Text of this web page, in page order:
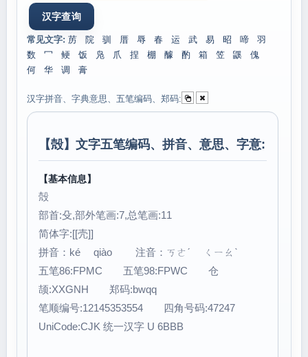
常见文字: 苈 院 驯 厝 辱 春 运 武 易 昭 啼
羽
数
冖 鲠 饭 凫 爪 捏 棚 醵 酌 箱 笠 鼷
傀
何
华 调 膏
汉字拼音、字典意思、五笔编码、郑码:
【殻】文字五笔编码、拼音、意思、字意:
【基本信息】
殻
部首:殳,部外笔画:7,总笔画:11
简体字:[[壳]]
拼音：ké qiào 注音：ㄎㄜˊ ㄑㄧㄠˋ
五笔86:FPMC 五笔98:FPWC 仓
颉:XXGNH 郑码:bwqq
笔顺编号:12145353554 四角号码:47247
UniCode:CJK 统一汉字 U 6BBB